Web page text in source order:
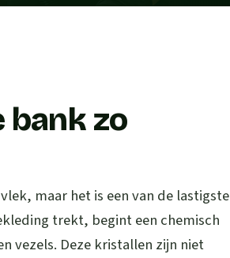
bank zo
maar het is een van de lastigste
trekt, begint een chemisch
vezels. Deze kristallen zijn niet